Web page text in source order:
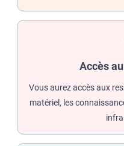
Accès
Vous aurez accès aux
matériel, les